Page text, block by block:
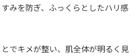
みを防ぎ、ふっくらとしたハリ感
でキメが整い、肌全体が明るく見